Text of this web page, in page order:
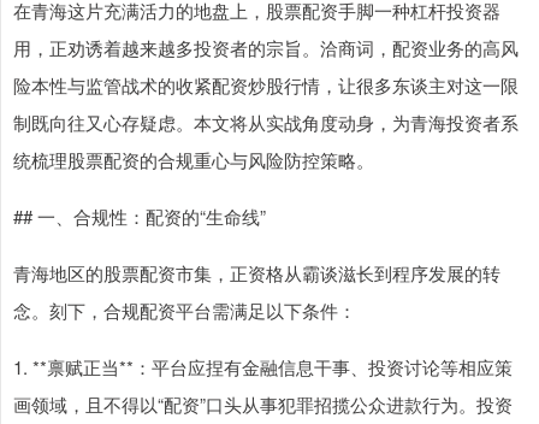
在青海这片充满活力的地盘上，股票配资手脚一种杠杆投资器
用，正劝诱着越来越多投资者的宗旨。洽商词，配资业务的高风
险本性与监管战术的收紧配资炒股行情，让很多东谈主对这一限
制既向往又心存疑虑。本文将从实战角度动身，为青海投资者系
统梳理股票配资的合规重心与风险防控策略。
## 一、合规性：配资的“生命线”
青海地区的股票配资市集，正资格从霸谈滋长到程序发展的转
念。刻下，合规配资平台需满足以下条件：
1. **禀赋正当**：平台应捏有金融信息干事、投资讨论等相应策
画领域，且不得以“配资”口头从事犯罪招揽公众进款行为。投资